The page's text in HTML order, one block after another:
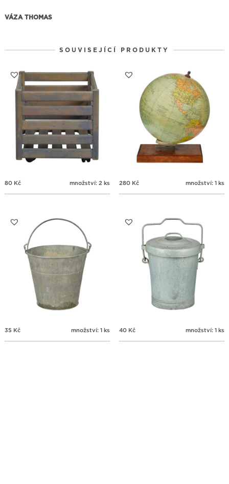
VÁZA THOMAS
SOUVISEJÍCÍ PRODUKTY
80 Kč množství: 2 ks 280 Kč množství: 1 ks
35 Kč množství: 1 ks 40 Kč množství: 1 ks